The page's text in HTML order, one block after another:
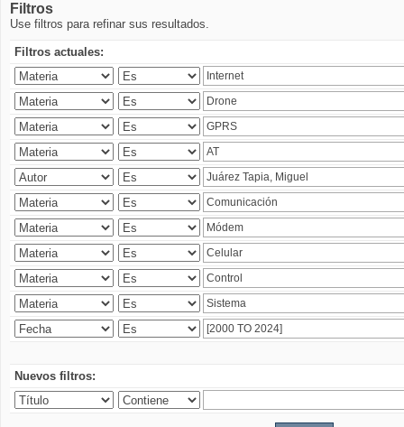
Filtros
Use filtros para refinar sus resultados.
Filtros actuales:
Nuevos filtros: